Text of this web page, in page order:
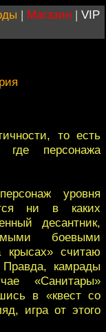
| Магазин | VIP
то есть
где персонажа
уровня
ни в каких
десантник,
боевыми
крысах» считаю
камрады
«Санитары»
в «квест со
игра от этого